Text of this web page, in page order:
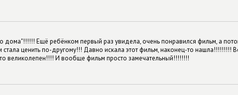
дома"!!!!!! Ещё ребёнком первый раз увидела, очень понравился фильм, а
ценить по-другому!!! Давно искала этот фильм, наконец-то нашла!!!!!!!!!
великолепен!!!! И вообще фильм просто замечательный!!!!!!!!